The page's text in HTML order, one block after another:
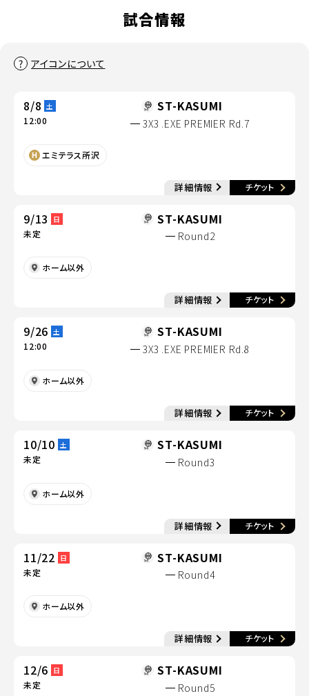
試合情報
アイコンについて
8/8 土
12:00
ST-KASUMI
3X3 .EXE PREMIER Rd.7
エミテラス所沢
詳細情報
別ウィンドウで開く チケット 別
9/13 日
未定
ST-KASUMI
Round2
ホーム以外
詳細情報
別ウィンドウで開く チケット 別
9/26 土
12:00
ST-KASUMI
3X3 .EXE PREMIER Rd.8
ホーム以外
詳細情報
別ウィンドウで開く チケット 別
10/10 土
未定
ST-KASUMI
Round3
ホーム以外
詳細情報
別ウィンドウで開く チケット 別
11/22 日
未定
ST-KASUMI
Round4
ホーム以外
詳細情報
別ウィンドウで開く チケット 別
12/6 日
未定
ST-KASUMI
Round5